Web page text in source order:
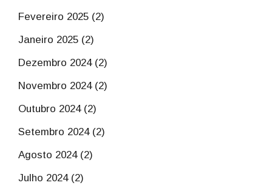
Fevereiro 2025 (2)
Janeiro 2025 (2)
Dezembro 2024 (2)
Novembro 2024 (2)
Outubro 2024 (2)
Setembro 2024 (2)
Agosto 2024 (2)
Julho 2024 (2)